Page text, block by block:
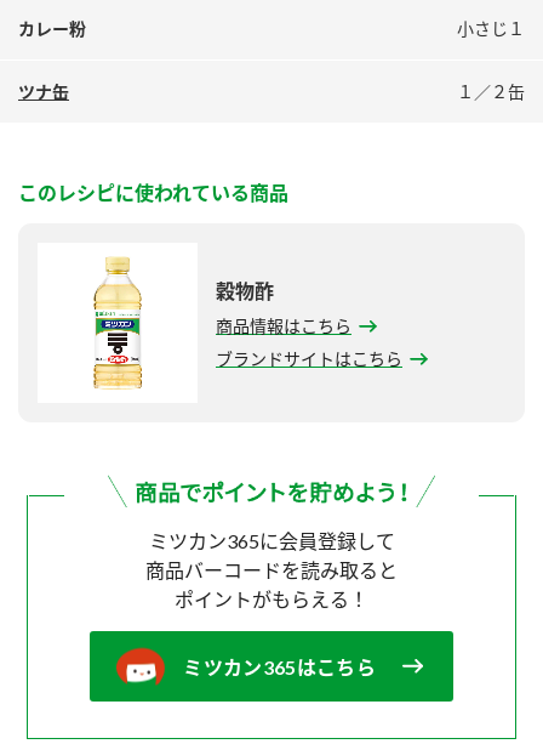
検索
業務用サイト 製造所固有記号一覧
カレー粉 小さじ１
ツナ缶 １／２缶
このレシピに使われている商品
穀物酢
商品情報はこちら
ブランドサイトはこちら
ミツカン365に会員登録して
商品バーコードを読み取ると
ポイントがもらえる！
ミツカン365はこちら